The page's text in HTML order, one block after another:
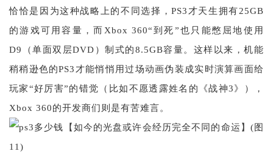
恰恰是因为这种战略上的不同选择，PS3才天生拥有25GB
的游戏可用容量，而Xbox 360“到死”也只能憋屈地使用
D9（单面双层DVD）制式的8.5GB容量。这样以来，机能
稍稍逊色的PS3才能悄悄用过场动画伪装成实时演算画面给
玩家“好厉害”的错觉（比如不愿透露姓名的《战神3》），
Xbox 360的开发商们则是有苦难言。